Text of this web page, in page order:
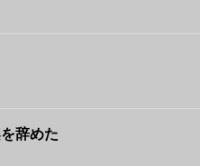
辞めた